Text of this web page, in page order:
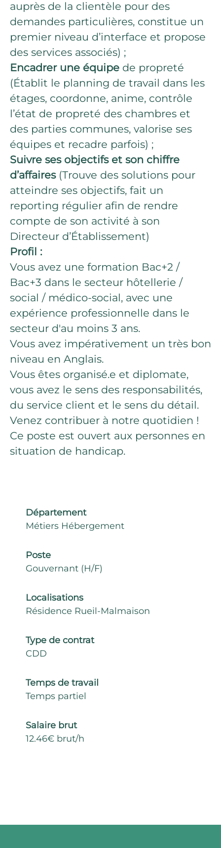
auprès de la clientèle pour des
demandes particulières, constitue un
premier niveau d’interface et propose
des services associés) ;
Encadrer une équipe de propreté
(Établit le planning de travail dans les
étages, coordonne, anime, contrôle
l’état de propreté des chambres et
des parties communes, valorise ses
équipes et recadre parfois) ;
Suivre ses objectifs et son chiffre
d’affaires(Trouve des solutions pour
atteindre ses objectifs, fait un
reporting régulier afin de rendre
compte de son activité à son
Directeur d’Établissement)
Profil :
Vous avez une formation Bac+2 /
Bac+3 dans le secteur hôtellerie /
social / médico-social, avec une
expérience professionnelle dans le
secteur d'au moins 3 ans.
Vous avez impérativement un très bon
niveau en Anglais.
Vous êtes organisé.e et diplomate,
vous avez le sens des responsabilités,
du service client et le sens du détail.
Venez contribuer à notre quotidien !
Ce poste est ouvert aux personnes en
situation de handicap.
Département
Métiers Hébergement
Poste
Gouvernant (H/F)
Localisations
Résidence Rueil-Malmaison
Type de contrat
CDD
Temps de travail
Temps partiel
Salaire brut
12.46€ brut/h